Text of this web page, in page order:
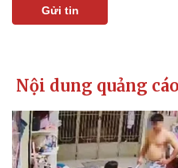
Gửi tin